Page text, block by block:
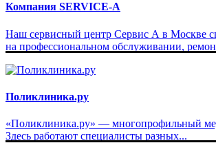
Компания SERVICE-A
Наш сервисный центр Сервис А в Москве
на профессиональном обслуживании,
Поликлиника.ру
«Поликлиника.ру» — многопрофильный
Здесь работают специалисты разных...